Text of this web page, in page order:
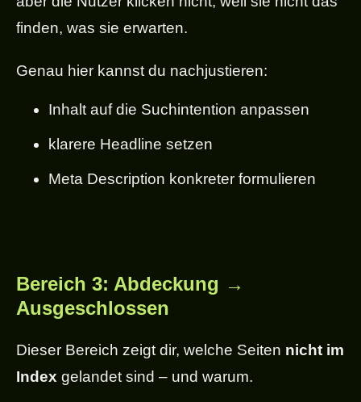
finden, was sie erwarten.
Genau hier kannst du nachjustieren:
Inhalt auf die Suchintention anpassen
klarere Headline setzen
Meta Description konkreter formulieren
Bereich 3: Abdeckung →
Ausgeschlossen
Dieser Bereich zeigt dir, welche Seiten nicht im
Index gelandet sind – und warum.